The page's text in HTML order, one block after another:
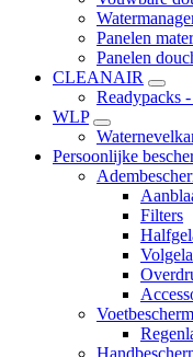
Panelen
Panelen
CLEANAIR
Readypacks -
WLP
Persoonlijke
Filters